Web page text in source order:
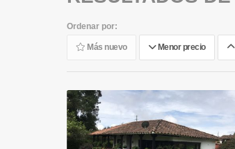
Ordenar por:
Más nuevo Menor precio